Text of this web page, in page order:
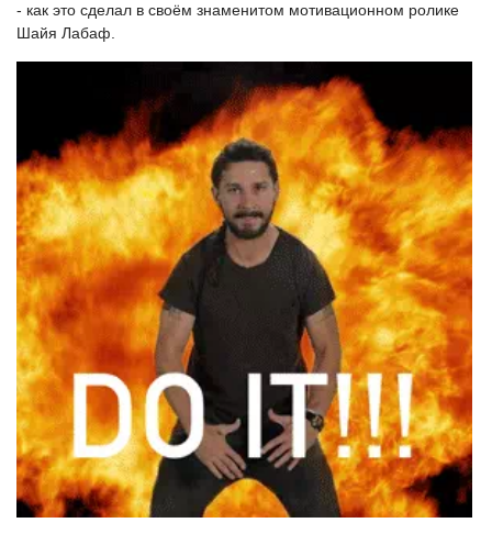
- как это сделал в своём знаменитом мотивационном ролике
Шайя Лабаф.